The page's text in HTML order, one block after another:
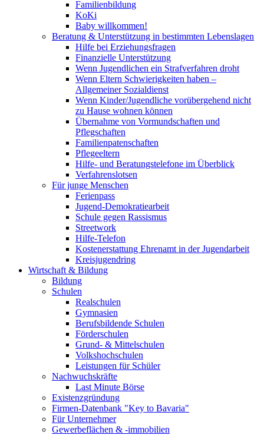
Familienbildung
KoKi
Baby willkommen!
Beratung & Unterstützung in bestimmten Lebenslagen
Hilfe bei Erziehungsfragen
Finanzielle Unterstützung
Wenn Jugendlichen ein Strafverfahren droht
Wenn Eltern Schwierigkeiten haben –
Allgemeiner Sozialdienst
Wenn Kinder/Jugendliche vorübergehend nicht
zu Hause wohnen können
Übernahme von Vormundschaften und
Pflegschaften
Familienpatenschaften
Pflegeeltern
Hilfe- und Beratungstelefone im Überblick
Verfahrenslotsen
Für junge Menschen
Ferienpass
Jugend-Demokratiearbeit
Schule gegen Rassismus
Streetwork
Hilfe-Telefon
Kostenerstattung Ehrenamt in der Jugendarbeit
Kreisjugendring
Wirtschaft & Bildung
Bildung
Schulen
Realschulen
Gymnasien
Berufsbildende Schulen
Förderschulen
Grund- & Mittelschulen
Volkshochschulen
Leistungen für Schüler
Nachwuchskräfte
Last Minute Börse
Existenzgründung
Firmen-Datenbank "Key to Bavaria"
Für Unternehmer
Gewerbeflächen & -immobilien